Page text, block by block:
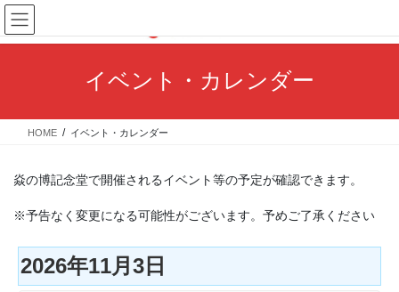
コ
ン
テ
ス
ナ
ビ
ゲ
ン
イベント・カレンダー
HOME イベント・カレンダー
焱の博記念堂で開催されるイベント等の予定が確認できます。
※予告なく変更になる可能性がございます。予めご了承ください
2026年11月3日